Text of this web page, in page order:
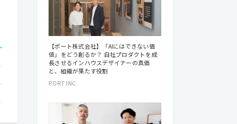
【ポート株式会社】「AIにはできない価
値」をどう創るか？ 自社プロダクトを成
長させるインハウスデザイナーの真価
と、組織が果たす役割
PORT INC.